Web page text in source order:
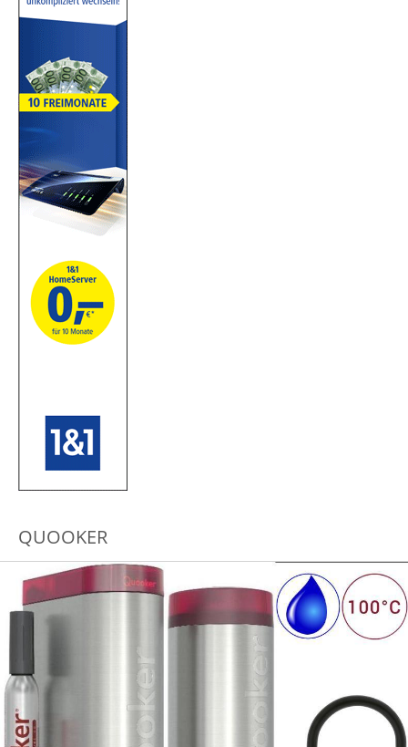
QUOOKER